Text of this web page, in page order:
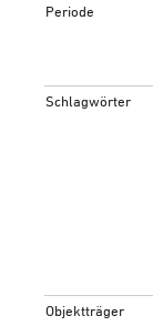
Periode
Schlagwörter
Objektträger